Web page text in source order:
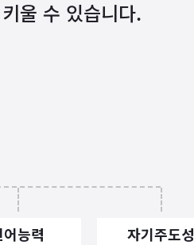
울 수 있습니다.
어능력 자기주도성